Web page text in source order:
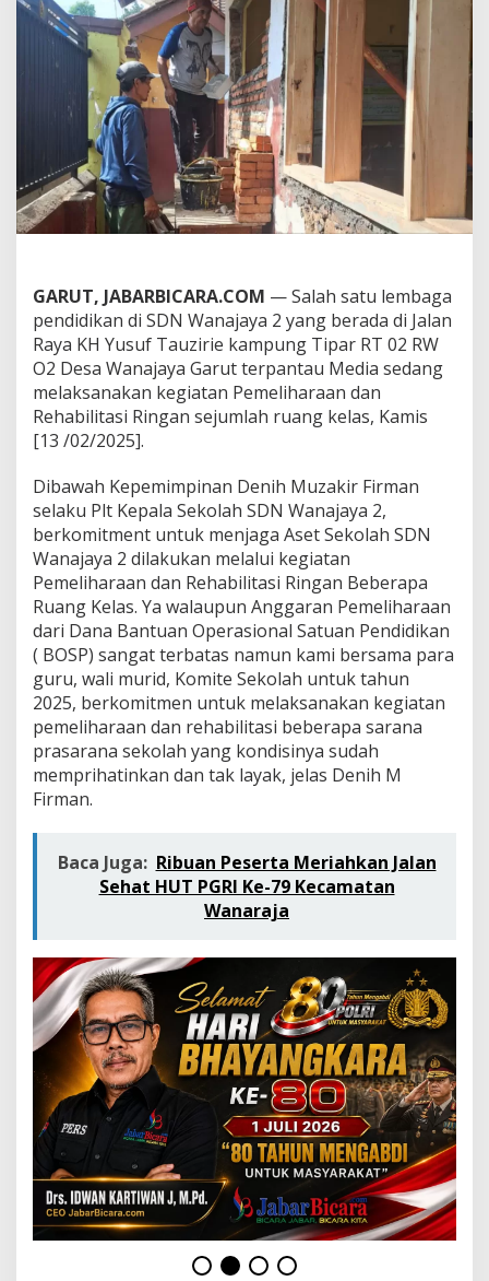
D
a
l
a
m
M
e
a
g
a
e
t
,
S
D
N
n
a
j
a
y
2
L
a
k
a
n
a
k
a
e
l
r
R
e
a
b
i
l
i
t
a
GARUT, JABARBICARA.COM — Salah satu lembaga
pendidikan di SDN Wanajaya 2 yang berada di Jalan
Raya KH Yusuf Tauzirie kampung Tipar RT 02 RW
O2 Desa Wanajaya Garut terpantau Media sedang
melaksanakan kegiatan Pemeliharaan dan
Rehabilitasi Ringan sejumlah ruang kelas, Kamis
[13 /02/2025].
Dibawah Kepemimpinan Denih Muzakir Firman
selaku Plt Kepala Sekolah SDN Wanajaya 2,
berkomitment untuk menjaga Aset Sekolah SDN
Wanajaya 2 dilakukan melalui kegiatan
Pemeliharaan dan Rehabilitasi Ringan Beberapa
Ruang Kelas. Ya walaupun Anggaran Pemeliharaan
dari Dana Bantuan Operasional Satuan Pendidikan
( BOSP) sangat terbatas namun kami bersama para
guru, wali murid, Komite Sekolah untuk tahun
2025, berkomitmen untuk melaksanakan kegiatan
pemeliharaan dan rehabilitasi beberapa sarana
prasarana sekolah yang kondisinya sudah
memprihatinkan dan tak layak, jelas Denih M
Firman.
Baca Juga: Ribuan Peserta Meriahkan Jalan
Sehat HUT PGRI Ke-79 Kecamatan
Wanaraja